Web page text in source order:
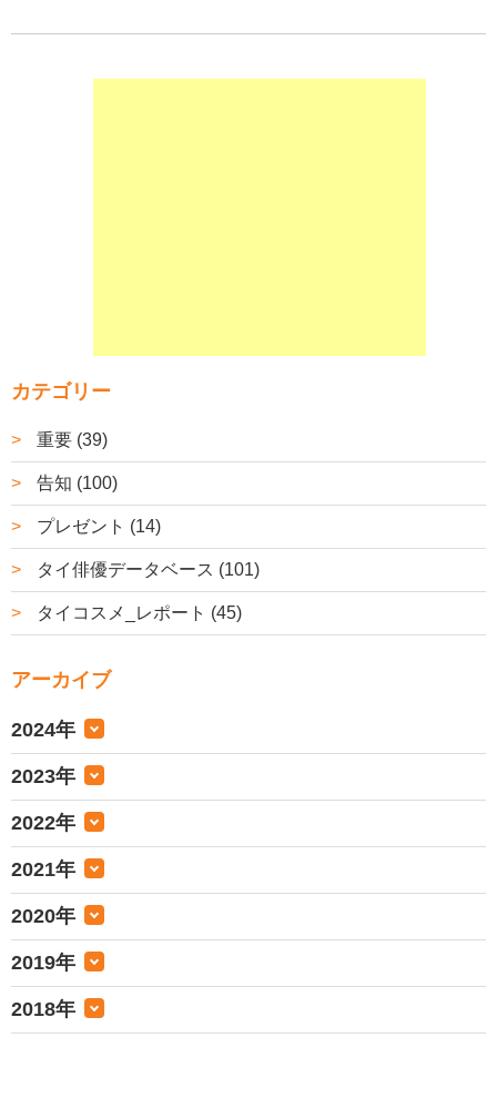
カテゴリー
重要 (39)
告知 (100)
プレゼント (14)
タイ俳優データベース (101)
タイコスメ_レポート (45)
アーカイブ
2024年
2023年
2022年
2021年
2020年
2019年
2018年